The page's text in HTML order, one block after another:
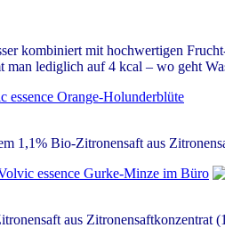
kombiniert mit hochwertigen
lediglich auf 4 kcal – wo geht
1,1% Bio-Zitronensaft aus
aus